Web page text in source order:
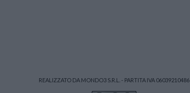
REALIZZATO DA MONDO3 S.R.L. - PARTITA IVA 06039210486